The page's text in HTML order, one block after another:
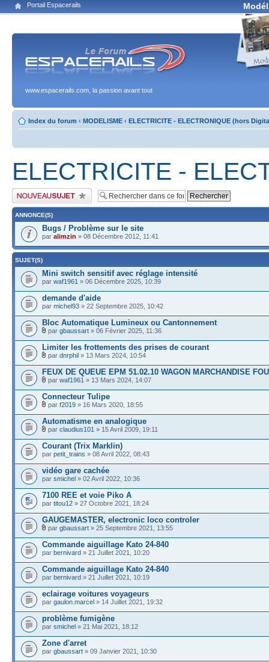
Portail Espacerails
www.espacerails.com, la passion avant tout
Index du forum ‹ MODELISME ‹ ELECTRICITE - ELECTRONIQUE (hors
ELECTRICITE -
Publier un nouveau sujet
ANNONCE(S)
Bugs / Problème sur le site
par alimzin » 08 Décembre 2012, 11:41
SUJET(S)
Mini switch sensitif avec réglage intensité
par waf1961 » 06 Décembre 2025, 10:39
demande d'aide
par michel93 » 22 Septembre 2025, 10:42
Bloc Automatique Lumineux ou Cantonnement
par gbaussart » 06 Février 2025, 11:36
Limiter les frottements des prises de courant
par dnrphil » 13 Mars 2024, 10:54
FEUX DE QUEUE EPM 51.02.10 WAGON MARCHANDISE
par waf1961 » 13 Mars 2024, 14:07
Connecteur Tulipe
par f2019 » 16 Mars 2020, 18:55
Automatisme en analogique
par claudius101 » 15 Avril 2009, 19:11
Courant (Trix Marklin)
par petit_trains » 08 Avril 2022, 08:43
vidéo gare cachée
par smichel » 02 Avril 2022, 10:36
7100 REE et voie Piko A
par titou12 » 27 Octobre 2021, 18:24
GAUGEMASTER, electronic loco controler
par gbaussart » 25 Septembre 2021, 13:55
Commande aiguillage Kato 24-840
par bernivard » 21 Juillet 2021, 10:20
Commande aiguillage Kato 24-840
par bernivard » 21 Juillet 2021, 10:19
eclairage voitures voyageurs
par gaulon.marcel » 14 Juillet 2021, 19:32
problème fumigène
par smichel » 21 Mai 2021, 18:12
Zone d'arret
par gbaussart » 09 Janvier 2021, 10:30